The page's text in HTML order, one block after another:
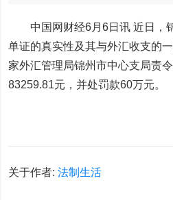
中国网财经6月6日讯 近日，
单证的真实性及其与外汇收支的
家外汇管理局锦州市中心支局责
83259.81元，并处罚款60万元。
关于作者:法制生活